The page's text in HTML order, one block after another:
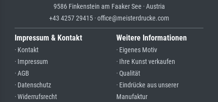
9586 Finkenstein am Faaker See · Austria
+43 4257 29415 · office@meisterdrucke.com
Impressum & Kontakt
· Kontakt
· Impressum
· AGB
· Datenschutz
· Widerrufsrecht
Weitere Informationen
· Eigenes Motiv
· Ihre Kunst verkaufen
· Qualität
· Eindrücke aus unserer
Manufaktur